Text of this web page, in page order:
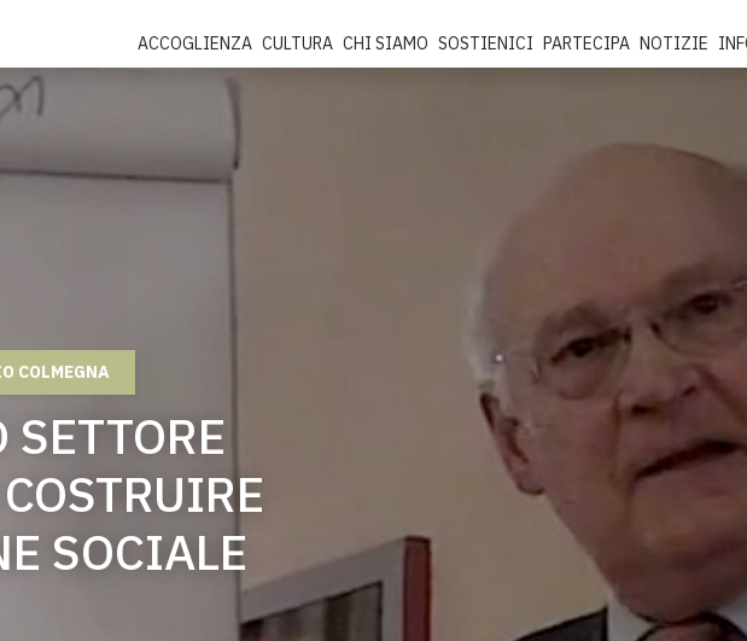
ACCOGLIENZA CULTURA CHI SIAMO SOSTIENICI PARTECIPA NOTIZIE
COLMEGNA
SETTORE
SOCIALE